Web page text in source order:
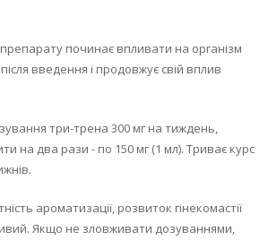
починає впливати на організм
введення і продовжує свій вплив
три-трена 300 мг на тиждень,
на два рази - по 150 мг (1 мл). Триває курс
ароматизації, розвиток гінекомастії
Якщо не зловживати дозуваннями,